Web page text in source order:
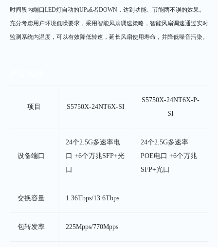
时间段内端口LED灯自动的UP或者DOWN，达到功能、节能两不误的效果。
充分考虑用户环境低噪要求，采用智能风扇调速策略，智能风扇调速通过实时
监测系统内温度，可以有效降低转速，延长风扇使用寿命，并降低噪音污染。
项目 S5750X-24NT6X-SI
S5750X-24NT6X-P-
SI
设备端口
24个2.5G多速率电
口 +6个万兆SFP+光
口
24个2.5G多速率
POE电口 +6个万兆
SFP+光口
交换容量 1.36Tbps/13.6Tbps
包转发率 225Mpps/770Mpps